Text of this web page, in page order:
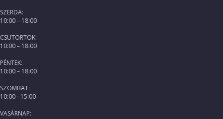
SZERDA:
10:00 – 18:00
CSÜTÖRTÖK:
10:00 – 18:00
PÉNTEK:
10:00 – 18:00
SZOMBAT:
10:00 - 15:00
VASÁRNAP: